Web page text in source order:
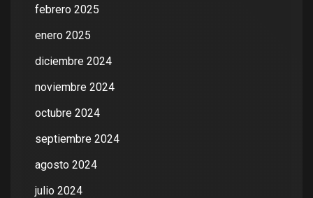
febrero 2025
enero 2025
diciembre 2024
noviembre 2024
octubre 2024
septiembre 2024
agosto 2024
julio 2024